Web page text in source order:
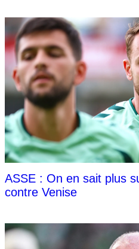
ASSE : On en sait plus
contre Venise